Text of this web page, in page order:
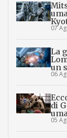
07
La
un
06
di
05